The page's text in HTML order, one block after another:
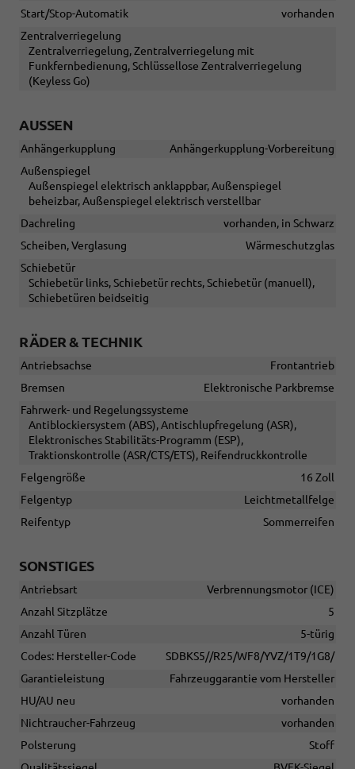
Start/Stop-Automatik
vorhanden
Zentralverriegelung
Zentralverriegelung, Zentralverriegelung mit
Funkfernbedienung, Schlüssellose Zentralverriegelung
(Keyless Go)
AUSSEN
Anhängerkupplung
Anhängerkupplung-Vorbereitung
Außenspiegel
Außenspiegel elektrisch anklappbar, Außenspiegel
beheizbar, Außenspiegel elektrisch verstellbar
Dachreling
vorhanden, in Schwarz
Scheiben, Verglasung
Wärmeschutzglas
Schiebetür
Schiebetür links, Schiebetür rechts, Schiebetür (manuell),
Schiebetüren beidseitig
RÄDER & TECHNIK
Antriebsachse
Frontantrieb
Bremsen
Elektronische Parkbremse
Fahrwerk- und Regelungssysteme
Antiblockiersystem (ABS), Antischlupfregelung (ASR),
Elektronisches Stabilitäts-Programm (ESP),
Traktionskontrolle (ASR/CTS/ETS), Reifendruckkontrolle
Felgengröße
16 Zoll
Felgentyp
Leichtmetallfelge
Reifentyp
Sommerreifen
SONSTIGES
Antriebsart
Verbrennungsmotor (ICE)
Anzahl Sitzplätze
5
Anzahl Türen
5-türig
Codes: Hersteller-Code
SDBKS5//R25/WF8/YVZ/1T9/1G8/
Garantieleistung
Fahrzeuggarantie vom Hersteller
HU/AU neu
vorhanden
Nichtraucher-Fahrzeug
vorhanden
Polsterung
Stoff